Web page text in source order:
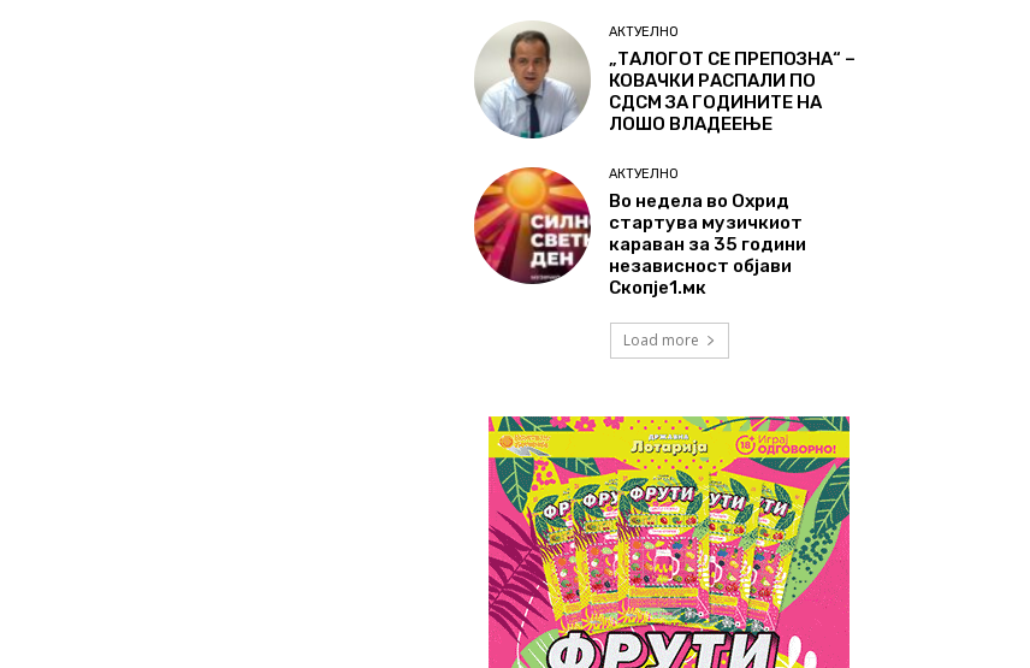
АКТУЕЛНО
„ТАЛОГОТ СЕ ПРЕПОЗНА“ –
КОВАЧКИ РАСПАЛИ ПО
СДСМ ЗА ГОДИНИТЕ НА
ЛОШО ВЛАДЕЕЊЕ
АКТУЕЛНО
Во недела во Охрид
стартува музичкиот
караван за 35 години
независност објави
Скопје1.мк
Load more